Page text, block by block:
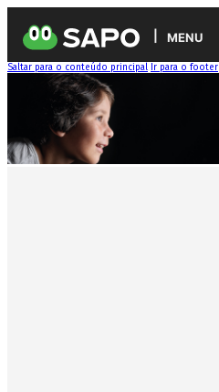
MENU
Saltar para o conteúdo principal Ir para o footer